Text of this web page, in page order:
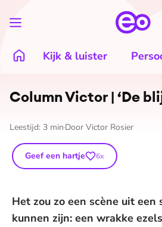
Kijk & luister
Column Victor | ‘De
Leestijd: 3 min Door Victor Rosier
Geef een hartje 6x
Het zou zo een scène uit
kunnen zijn: een wrakke